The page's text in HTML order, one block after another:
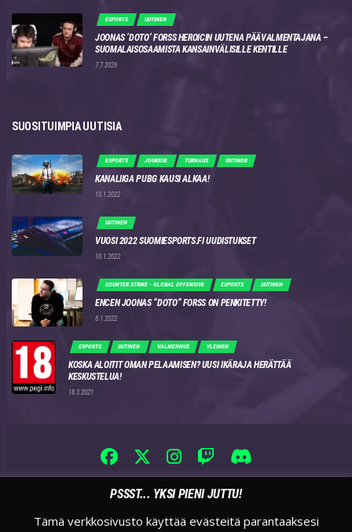
ESPORTS UUTINEN
JOONAS ‘DOTO’ FORSS HEROICIN UUTENA PÄÄVALMENTAJANA –
SUOMALAISOSAAMISTA KANSAINVÄLISILLE KENTILLE
7.7.2026
SUOSITUIMPIA UUTISIA
ESPORTS JOUKKUE TURNAUS UUTINEN
KANALIIGA PUBG KAUSI ALKAA!
10.1.2022
UUTINEN
VUOSI 2022 SUOMIESPORTS.FI UUDISTUKSET
10.1.2022
COUNTER STRIKE - GLOBAL OFFENSIVE ESPORTS UUTINEN
ENCEN JOONAS “DOTO” FORSS ON PENKITETTY!
8.1.2022
ESPORTS UUTINEN VALMENNUS YLEINEN
KOSKA ALOITIT OMAN PELAAMISEN? UUSI IKÄRAJA HERÄTTÄÄ
KESKUSTELUA!
18.3.2021
PSSST... YKSI PIENI JUTTU!
Tämä verkkosivusto käyttää evästeitä parantaaksesi